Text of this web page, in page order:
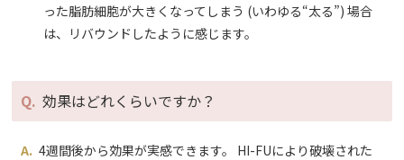
った脂肪細胞が大きくなってしまう (いわゆる“太る”) 場合
は、リバウンドしたように感じます。
効果はどれくらいですか？
4週間後から効果が実感できます。 HI-FUにより破壊された